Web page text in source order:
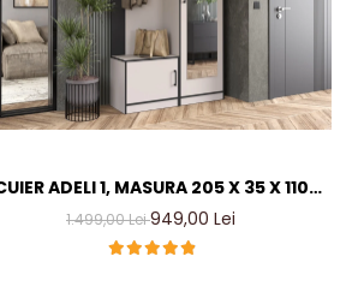
ADELI 1, MASURA 205 X 35 X 110
CM, CULOARE CASMIR INCHIS
1.499,00 Lei949,00 Lei